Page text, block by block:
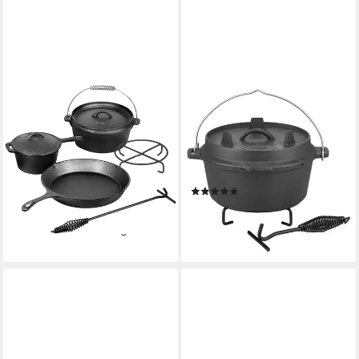
Topf-Set El Fuego® Dutch
Oven, Eisenguss (Set, 7-tlg),
aus Gusseisen, mit spezieller
Oberflächenveredelung
64,90 € UVP 79,95 €
-19%
lieferbar - in 6-8 Werktagen bei dir
Feuertopf Black Iron BBQ,
Gusseisen (1-tlg), Dutch Oven
zur Anwendung auf dem Grill,
Feuer oder Backofen
54,90 € 89,99 €
lieferbar - in 6-7 Werktagen bei dir